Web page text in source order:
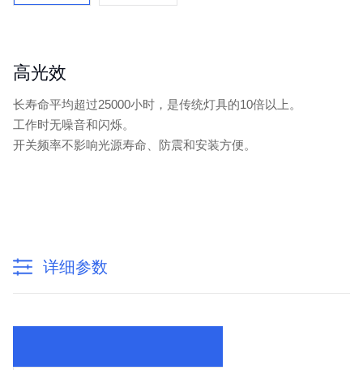
高光效
长寿命平均超过25000小时，是传统灯具的10倍以上。
工作时无噪音和闪烁。
开关频率不影响光源寿命、防震和安装方便。
详细参数